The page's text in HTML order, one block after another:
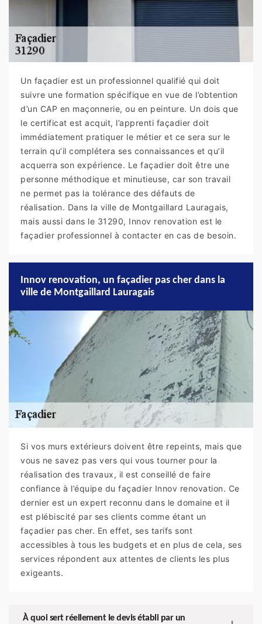
Un façadier est un professionnel qualifié qui doit
suivre une formation spécifique en vue de l’obtention
d’un CAP en maçonnerie, ou en peinture. Un dois que
le certificat est acquit, l’apprenti façadier doit
immédiatement pratiquer le métier et ce sera sur le
terrain qu’il complétera ses connaissances et qu’il
acquerra son expérience. Le façadier doit être une
personne méthodique et minutieuse, car son travail
ne permet pas la tolérance des défauts de
réalisation. Dans la ville de Montgaillard Lauragais,
mais aussi dans le 31290, Innov renovation est le
façadier professionnel à contacter en cas de besoin.
Innov renovation, un façadier pas cher dans la
ville de Montgaillard Lauragais
Si vos murs extérieurs doivent être repeints, mais que
vous ne savez pas vers qui vous tourner pour la
réalisation des travaux, il est conseillé de faire
confiance à l’équipe du façadier Innov renovation. Ce
dernier est un expert reconnu dans le domaine et il
est plébiscité par ses clients comme étant un
façadier pas cher. En effet, ses tarifs sont
accessibles à tous les budgets et en plus de cela, ses
services répondent aux attentes de clients les plus
exigeants.
À quoi sert réellement le devis établi par un